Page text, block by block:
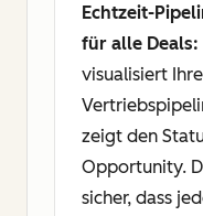
Echtzeit-
für alle Deals:
visualisiert
zeigt den
Opportunity.
sicher, dass